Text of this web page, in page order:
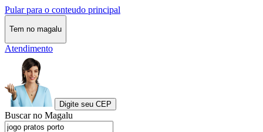
Pular para o conteudo principal
Tem no magalu
Atendimento
Digite seu CEP
Buscar no Magalu